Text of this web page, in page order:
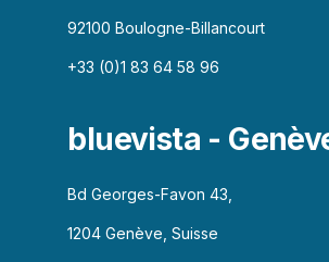
92100 Boulogne-Billancourt
+33 (0)1 83 64 58 96
bluevista -
Bd Georges-Favon 43,
1204 Genève, Suisse